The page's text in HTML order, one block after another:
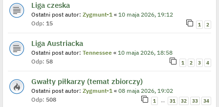
Liga czeska
Ostatni post autor: Zygmunt-1 « 10 maja 2026, 19:12
Odp: 15 1 2
Liga Austriacka
Ostatni post autor: Tennessee « 10 maja 2026, 18:58
Odp: 58 1 2 3 4
Gwałty piłkarzy (temat zbiorczy)
Ostatni post autor: Zygmunt-1 « 08 maja 2026, 19:02
Odp: 508 1 … 31 32 33 34